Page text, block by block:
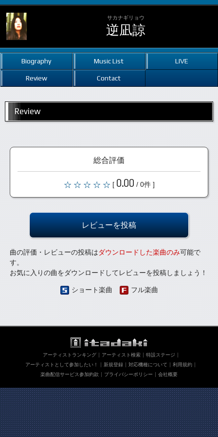
サカナギリョウ
逆凪諒
Biography Music List LIVE
Review Contact
Review
総合評価
[ 0.00 / 0件 ]
レビューを投稿
曲の評価・レビューの投稿はダウンロードした楽曲のみ可能で
す。
お気に入りの曲をダウンロードしてレビューを投稿しましょう！
ショート楽曲 フル楽曲
アーティストランキング アーティスト検索
特設ステージ
アーティストとして参加したい！
新規登録 対応機種について
利用規約
楽曲配信サービス参加約款
プライバシーポリシー 会社概要